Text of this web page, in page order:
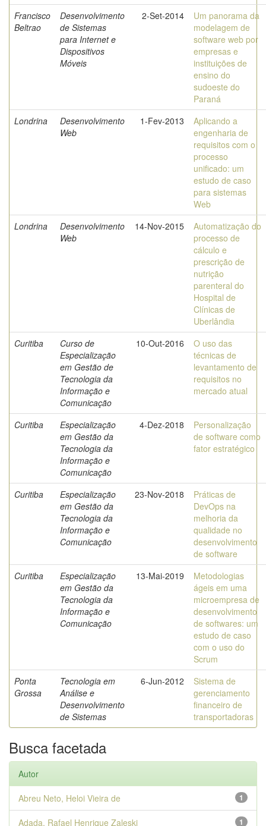
Francisco
Beltrao
Desenvolvimento
de Sistemas
para Internet e
Dispositivos
Móveis
2-Set-2014
Um panorama da
modelagem de
software web por
empresas e
instituições de
ensino do
sudoeste do
Paraná
Londrina
Desenvolvimento
Web
1-Fev-2013
Aplicando a
engenharia de
requisitos com o
processo
unificado: um
estudo de caso
para sistemas
Web
Londrina
Desenvolvimento
Web
14-Nov-2015
Automatização do
processo de
cálculo e
prescrição de
nutrição
parenteral do
Hospital de
Clínicas de
Uberlândia
Curitiba
Curso de
Especialização
em Gestão de
Tecnologia da
Informação e
Comunicação
10-Out-2016
O uso das
técnicas de
levantamento de
requisitos no
mercado atual
Curitiba
Especialização
em Gestão da
Tecnologia da
Informação e
Comunicação
4-Dez-2018
Personalização
de software como
fator estratégico
Curitiba
Especialização
em Gestão da
Tecnologia da
Informação e
Comunicação
23-Nov-2018
Práticas de
DevOps na
melhoria da
qualidade no
desenvolvimento
de software
Curitiba
Especialização
em Gestão da
Tecnologia da
Informação e
Comunicação
13-Mai-2019
Metodologias
ágeis em uma
microempresa de
desenvolvimento
de softwares: um
estudo de caso
com o uso do
Scrum
Ponta
Grossa
Tecnologia em
Análise e
Desenvolvimento
de Sistemas
6-Jun-2012
Sistema de
gerenciamento
financeiro de
transportadoras
Busca facetada
Autor
1
Abreu Neto, Heloi Vieira de
1
Adada, Rafael Henrique Zaleski